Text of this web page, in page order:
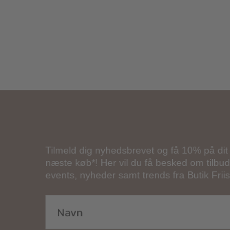
Tilmeld dig nyhedsbrevet og få 10% på dit
næste køb*! Her vil du få besked om tilbud,
events, nyheder samt trends fra Butik Friis.